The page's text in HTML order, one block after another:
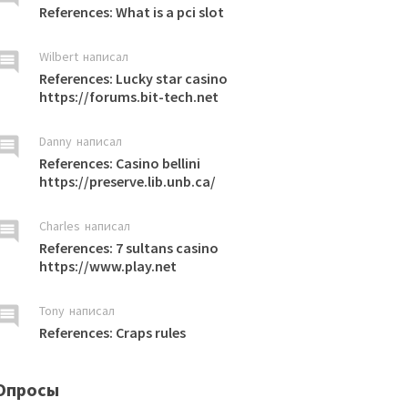
References: What is a pci slot
Wilbert написал
References: Lucky star casino
https://forums.bit-tech.net
Danny написал
References: Casino bellini
https://preserve.lib.unb.ca/
Charles написал
References: 7 sultans casino
https://www.play.net
Tony написал
References: Craps rules